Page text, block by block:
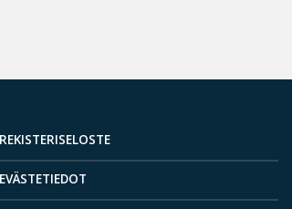
REKISTERISELOSTE
EVÄSTETIEDOT